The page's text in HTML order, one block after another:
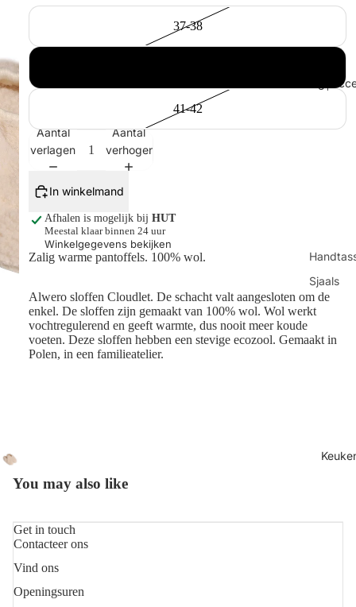
Shop alles
Kleding￨
Sjaals
Juwelen
37-38
41-42
Aantal
verlagen
Aantal
verhogen
In winkelmand
Afhalen is mogelijk bij HUT
Meestal klaar binnen 24 uur
Winkelgegevens bekijken
Zalig warme pantoffels. 100% wol.
Alwero sloffen Cloudlet. De schacht valt aangesloten om de
enkel. De sloffen zijn gemaakt van 100% wol. Wol werkt
vochtregulerend en geeft warmte, dus nooit meer koude
voeten. Deze sloffen hebben een stevige ecozool. Gemaakt in
Polen, in een familieatelier.
You may also like
Get in touch
Contacteer ons
Vind ons
OpeningsurenPrivacybeleid